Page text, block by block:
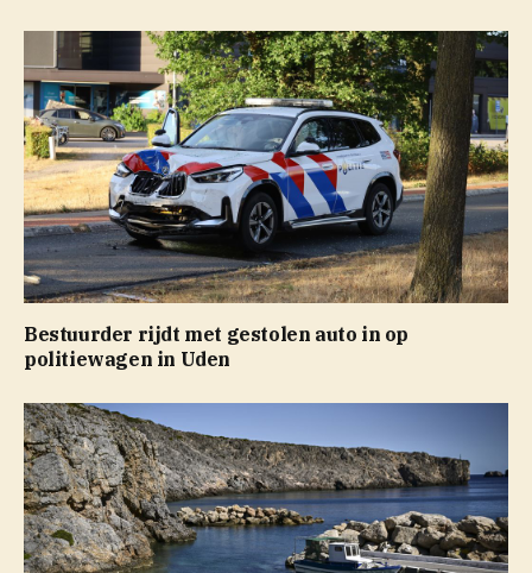
Bestuurder rijdt met gestolen auto in op
politiewagen in Uden